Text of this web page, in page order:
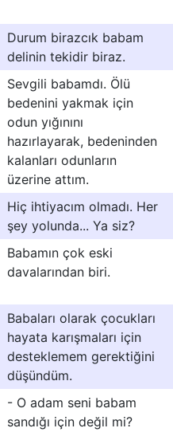
Durum birazcık babam
delinin tekidir biraz.
Sevgili babamdı. Ölü
bedenini yakmak için
odun yığınını
hazırlayarak, bedeninden
kalanları odunların
üzerine attım.
Hiç ihtiyacım olmadı. Her
şey yolunda... Ya siz?
Babamın çok eski
davalarından biri.
Babaları olarak çocukları
hayata karışmaları için
desteklemem gerektiğini
düşündüm.
- O adam seni babam
sandığı için değil mi?